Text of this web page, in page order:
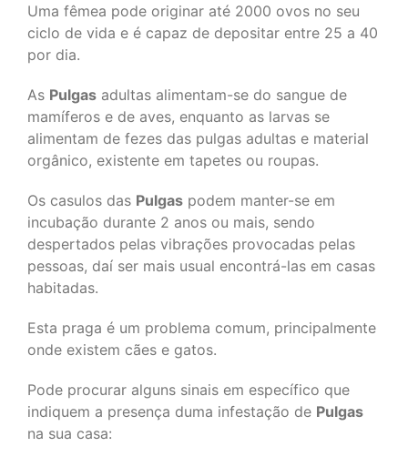
Uma fêmea pode originar até 2000 ovos no seu
ciclo de vida e é capaz de depositar entre 25 a 40
por dia.
As Pulgas adultas alimentam-se do sangue de
mamíferos e de aves, enquanto as larvas se
alimentam de fezes das pulgas adultas e material
orgânico, existente em tapetes ou roupas.
Os casulos das Pulgas podem manter-se em
incubação durante 2 anos ou mais, sendo
despertados pelas vibrações provocadas pelas
pessoas, daí ser mais usual encontrá-las em casas
habitadas.
Esta praga é um problema comum, principalmente
onde existem cães e gatos.
Pode procurar alguns sinais em específico que
indiquem a presença duma infestação de Pulgas
na sua casa: